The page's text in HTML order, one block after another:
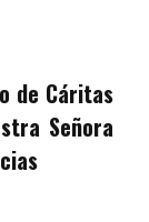
de Cáritas
Señora